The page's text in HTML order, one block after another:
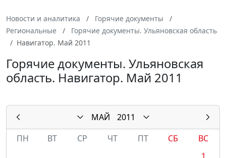
Новости и аналитика
Горячие документы
Региональные
Горячие документы. Ульяновская область
Навигатор. Май 2011
Горячие документы. Ульяновская
область. Навигатор. Май 2011
МАЙ
2011
ПН
ВТ СР ЧТ ПТ СБ
ВС